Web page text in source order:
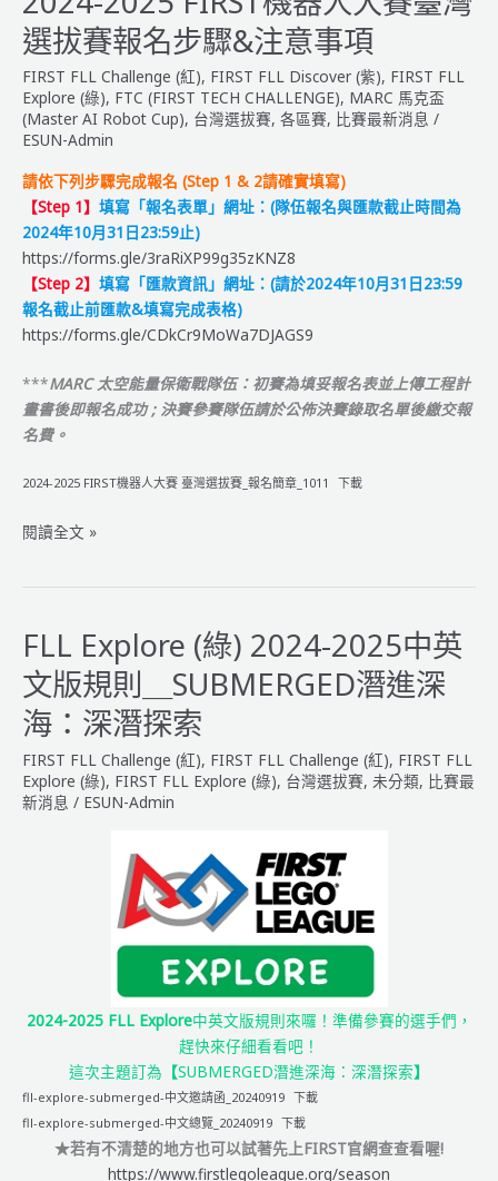
人
大
臺
灣
選
拔
賽
【隊
伍
名
單】
&【賽
程
表】
公
告
選拔賽報名步驟&注意事項
FIRST FLL Challenge (紅), FIRST FLL Discover (紫), FIRST FLL
Explore (綠), FTC (FIRST TECH CHALLENGE), MARC 馬克盃
(Master AI Robot Cup), 台灣選拔賽, 各區賽, 比賽最新消息 /
ESUN-Admin
請依下列步驟完成報名 (Step 1 & 2請確實填寫)
【Step 1】 填寫「報名表單」網址：(隊伍報名與匯款截止時間為
2024年10月31日23:59止)
https://forms.gle/3raRiXP99g35zKNZ8
【Step 2】 填寫「匯款資訊」網址：(請於2024年10月31日23:59
報名截止前匯款&填寫完成表格)
https://forms.gle/CDkCr9MoWa7DJAGS9
***MARC 太空能量保衛戰隊伍：初賽為填妥報名表並上傳工程計
畫書後即報名成功 ; 決賽參賽隊伍請於公佈決賽錄取名單後繳交報
名費。
2024-2025 FIRST機器人大賽 臺灣選拔賽_報名簡章_1011 下載
2024-
FIRST
器
人
大
賽
臺
灣
選
拔
意
閱讀全文 »
FLL Explore (綠) 2024-2025中英
文版規則＿SUBMERGED潛進深
海：深潛探索
FIRST FLL Challenge (紅), FIRST FLL Challenge (紅), FIRST FLL
Explore (綠), FIRST FLL Explore (綠), 台灣選拔賽, 未分類, 比賽最
新消息 / ESUN-Admin
2024-2025 FLL Explore中英文版規則來囉！準備參賽的選手們，
趕快來仔細看看吧！
這次主題訂為 【SUBMERGED潛進深海：深潛探索】
fll-explore-submerged-中文邀請函_20240919 下載
fll-explore-submerged-中文總覽_20240919 下載
★若有不清楚的地方也可以試著先上FIRST官網查查看喔!
https://www.firstlegoleague.org/season